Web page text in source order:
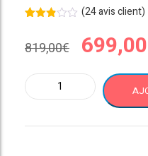
sur 5
basé
notatio
ns
client
(24avis client)
819,00€
Le
prix
initial
699,00
quantité
de
PlayStation